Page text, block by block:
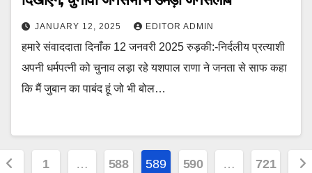
JANUARY 12, 2025 EDITOR ADMIN
हमारे संवाददाता दिनाँक 12 जनवरी 2025 रुड़की:-निर्दलीय प्रत्याशी
अपनी धर्मपत्नी को चुनाव लड़ा रहे यशपाल राणा ने जनता से साफ कहा
कि मैं जुबान का पाबंद हूं जो भी बोल…
1 … 588 589 590 … 721